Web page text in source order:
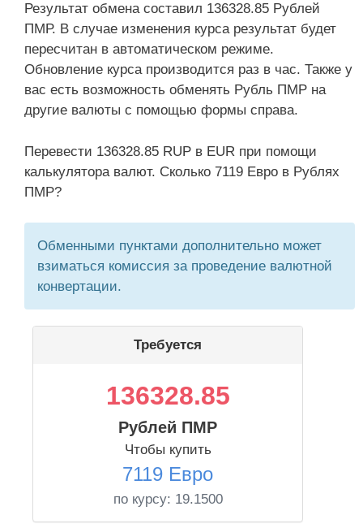
Результат обмена составил 136328.85 Рублей
ПМР. В случае изменения курса результат будет
пересчитан в автоматическом режиме.
Обновление курса производится раз в час. Также у
вас есть возможность обменять Рубль ПМР на
другие валюты с помощью формы справа.
Перевести 136328.85 RUP в EUR при помощи
калькулятора валют. Сколько 7119 Евро в Рублях
ПМР?
Обменными пунктами дополнительно может
взиматься комиссия за проведение валютной
конвертации.
Требуется
136328.85
Рублей ПМР
Чтобы купить
7119 Евро
по курсу: 19.1500